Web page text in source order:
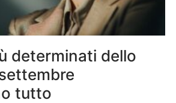
determinati dello
tutto